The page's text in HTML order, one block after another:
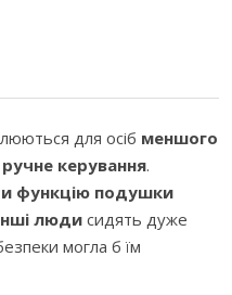
для осіб меншого
ручне керування.
функцію подушки
люди сидять дуже
могла б їм